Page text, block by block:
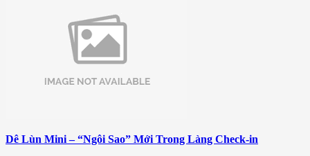
Dê Lùn Mini – “Ngôi Sao” Mới Trong Làng Check-in